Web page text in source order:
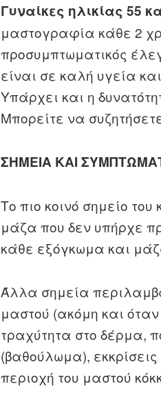
Γυναίκες ηλικίας 55
μαστογραφία κάθε 2
προσυμπτωματικός
είναι σε καλή υγεία
Υπάρχει και η
Μπορείτε να
ΣΗΜΕΙΑ ΚΑΙ
Το πιο κοινό σημείο
μάζα που δεν υπήρχε
κάθε εξόγκωμα και
Άλλα σημεία
μαστού (ακόμη και
τραχύτητα στο δέρμα,
(βαθούλωμα),
περιοχή του μαστού